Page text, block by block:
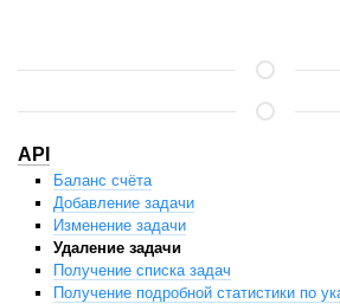
API
Баланс счёта
Добавление задачи
Изменение задачи
Удаление задачи
Получение списка задач
Получение подробной статистики по